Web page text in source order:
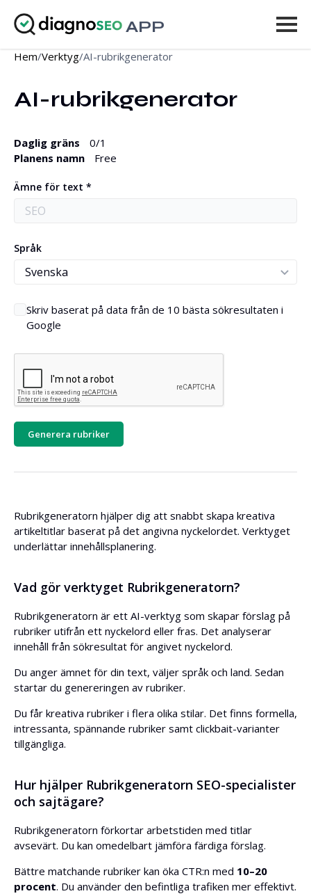
APP
Verktyg
Prissättning
Logga in
Hem/Verktyg/AI-rubrikgenerator
AI-rubrikgenerator
Daglig gräns 0/1
Planens namn
Free
Ämne för text *
Språk
Skriv baserat på data från de 10 bästa sökresultaten i
Google
Generera rubriker
Rubrikgeneratorn hjälper dig att snabbt skapa kreativa
artikeltitlar baserat på det angivna nyckelordet. Verktyget
underlättar innehållsplanering.
Vad gör verktyget Rubrikgeneratorn?
Rubrikgeneratorn är ett AI-verktyg som skapar förslag på
rubriker utifrån ett nyckelord eller fras. Det analyserar
innehåll från sökresultat för angivet nyckelord.
Du anger ämnet för din text, väljer språk och land. Sedan
startar du genereringen av rubriker.
Du får kreativa rubriker i flera olika stilar. Det finns formella,
intressanta, spännande rubriker samt clickbait-varianter
tillgängliga.
Hur hjälper Rubrikgeneratorn SEO-specialister
och sajtägare?
Rubrikgeneratorn förkortar arbetstiden med titlar
avsevärt. Du kan omedelbart jämföra färdiga förslag.
Bättre matchande rubriker kan öka CTR:n med 10–20
procent. Du använder den befintliga trafiken mer effektivt.